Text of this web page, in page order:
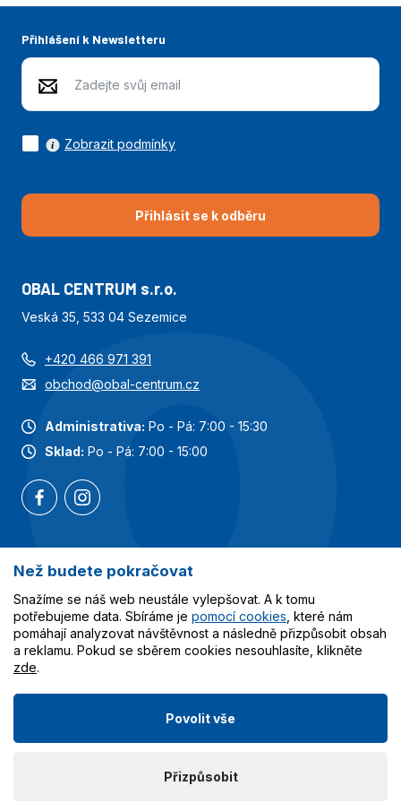
Přihlášení k Newsletteru
Přihlásit se k odběru
Zobrazit podmínky
OBAL CENTRUM s.r.o.
Veská 35, 533 04 Sezemice
+420 466 971 391
obchod@obal-centrum.cz
Administrativa: Po - Pá: 7:00 - 15:30
Sklad: Po - Pá: 7:00 - 15:00
Nejoblíbenější kategorie
Služby
Vše o nákupu
© 2023-2026 Obalcentrum.cz. Všechna práva vyhrazena.
Než budete pokračovat
Snažíme se náš web neustále vylepšovat. A k tomu
potřebujeme data. Sbíráme je pomocí cookies , které nám
pomáhají analyzovat návštěvnost a následně přizpůsobit obsah
a reklamu. Pokud se sběrem cookies nesouhlasíte, klikněte
zde.
Přizpůsobit
Povolit vše